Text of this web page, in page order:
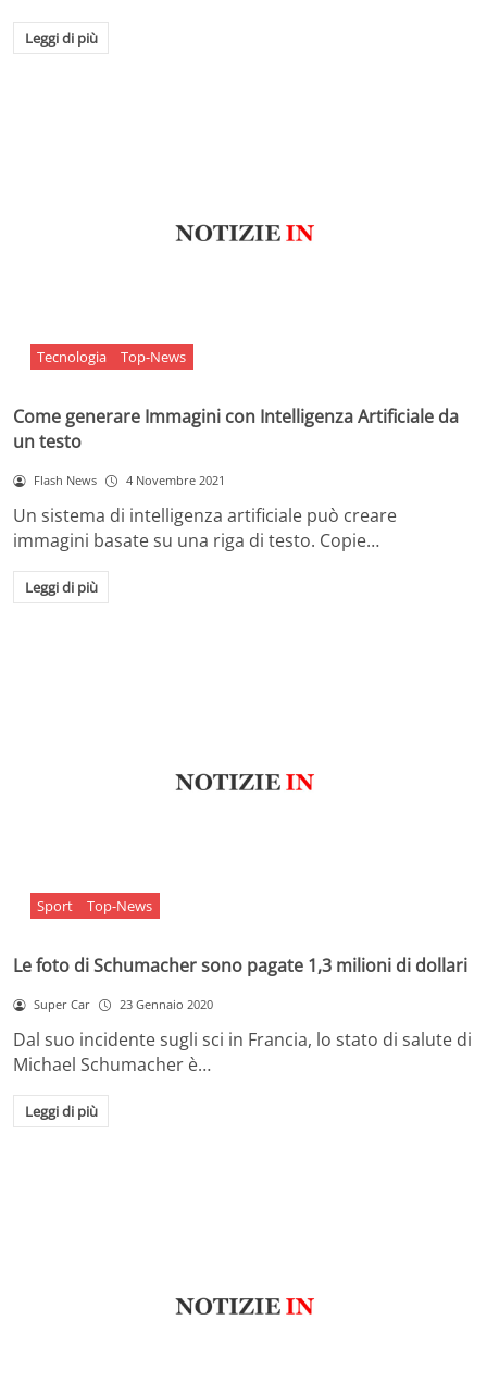
Leggi di più
Tecnologia Top-News
Come generare Immagini con Intelligenza Artificiale da
un testo
Flash News 4 Novembre 2021
Un sistema di intelligenza artificiale può creare
immagini basate su una riga di testo. Copie…
Leggi di più
Sport Top-News
Le foto di Schumacher sono pagate 1,3 milioni di dollari
Super Car 23 Gennaio 2020
Dal suo incidente sugli sci in Francia, lo stato di salute di
Michael Schumacher è…
Leggi di più